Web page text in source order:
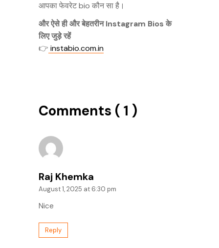
आपका फेवरेट bio कौन सा है।
और ऐसे ही और बेहतरीन Instagram Bios के
लिए जुड़े रहें
👉 instabio.com.in
Comments ( 1 )
Raj Khemka
August 1, 2025 at 6:30 pm
Nice
Reply